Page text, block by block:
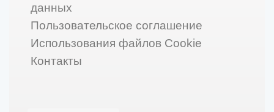
данных
Пользовательское соглашение
Использования файлов Cookie
Контакты